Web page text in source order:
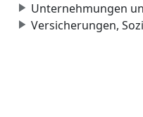
Unternehmungen
Versicherungen,